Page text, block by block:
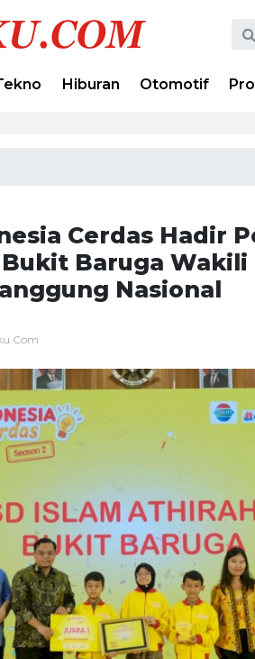
Hiburan Otomotif
Cerdas Hadir
Baruga Wakili
Nasional